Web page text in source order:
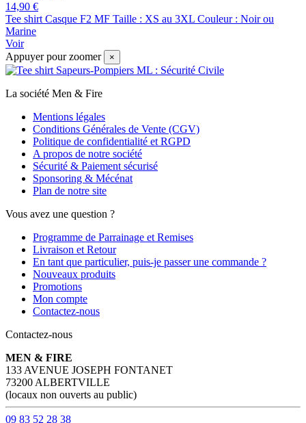
14,90 €
Tee shirt Casque F2 MF Taille : XS au 3XL Couleur : Noir ou
Marine
Voir
Appuyer pour zoomer
×
La société Men & Fire
Mentions légales
Conditions Générales de Vente (CGV)
Politique de confidentialité et RGPD
A propos de notre société
Sécurité & Paiement sécurisé
Sponsoring & Mécénat
Plan de notre site
Vous avez une question ?
Programme de Parrainage et Remises
Livraison et Retour
En tant que particulier, puis-je passer une commande ?
Nouveaux produits
Promotions
Mon compte
Contactez-nous
Contactez-nous
MEN & FIRE
133 AVENUE JOSEPH FONTANET
73200 ALBERTVILLE
(locaux non ouverts au public)
09 83 52 28 38